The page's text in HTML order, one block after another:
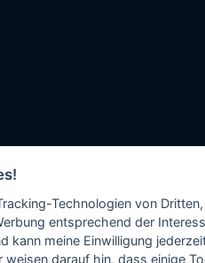
Technologien von
entsprechend der
kann meine Einwilligung
weisen darauf hin, dass einige